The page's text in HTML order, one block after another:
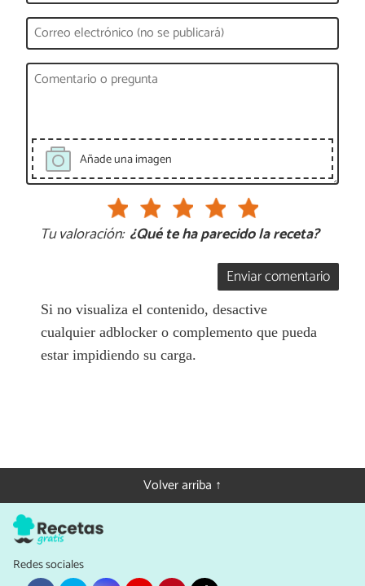
Añade una imagen
Tu valoración: ¿Qué te ha parecido la receta?
Enviar comentario
Si no visualiza el contenido, desactive
cualquier adblocker o complemento que pueda
estar impidiendo su carga.
Volver arriba ↑
Redes sociales